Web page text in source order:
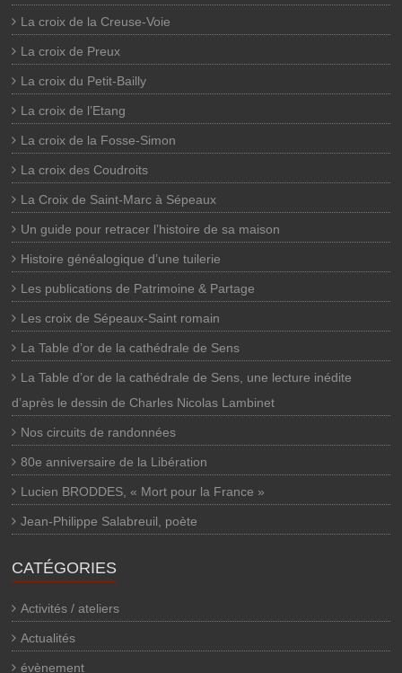
La croix de la Creuse-Voie
La croix de Preux
La croix du Petit-Bailly
La croix de l’Etang
La croix de la Fosse-Simon
La croix des Coudroits
La Croix de Saint-Marc à Sépeaux
Un guide pour retracer l’histoire de sa maison
Histoire généalogique d’une tuilerie
Les publications de Patrimoine & Partage
Les croix de Sépeaux-Saint romain
La Table d’or de la cathédrale de Sens
La Table d’or de la cathédrale de Sens, une lecture inédite
d’après le dessin de Charles Nicolas Lambinet
Nos circuits de randonnées
80e anniversaire de la Libération
Lucien BRODDES, « Mort pour la France »
Jean-Philippe Salabreuil, poète
CATÉGORIES
Activités / ateliers
Actualités
évènement